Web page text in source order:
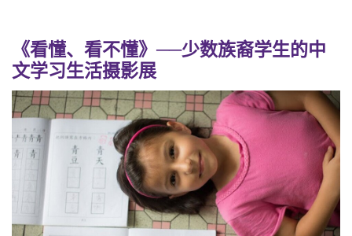
《看懂、看不懂》──少数族裔学生的中
文学习生活摄影展